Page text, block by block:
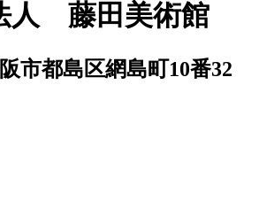
人 藤田美術館
市都島区網島町10番32